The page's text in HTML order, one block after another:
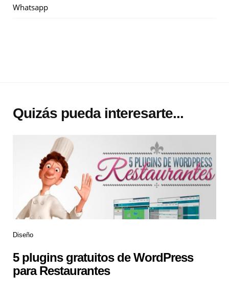
Whatsapp
Quizás pueda interesarte...
Diseño
5 plugins gratuitos de WordPress
para Restaurantes